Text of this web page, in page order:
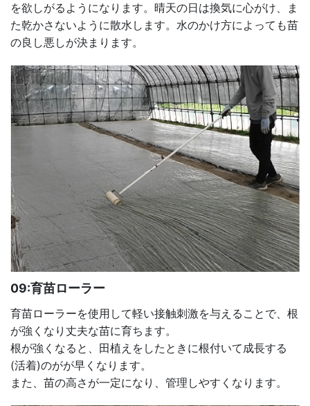
を欲しがるようになります。晴天の日は換気に心がけ、ま
た乾かさないように散水します。水のかけ方によっても苗
の良し悪しが決まります。
09:育苗ローラー
育苗ローラーを使用して軽い接触刺激を与えることで、根
が強くなり丈夫な苗に育ちます。
根が強くなると、田植えをしたときに根付いて成長する
(活着)のがが早くなります。
また、苗の高さが一定になり、管理しやすくなります。